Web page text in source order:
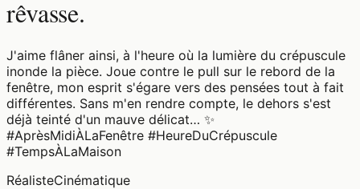
rêvasse.
J'aime flâner ainsi, à l'heure où la lumière du crépuscule
inonde la pièce. Joue contre le pull sur le rebord de la
fenêtre, mon esprit s'égare vers des pensées tout à fait
différentes. Sans m'en rendre compte, le dehors s'est
déjà teinté d'un mauve délicat… ✨
#AprèsMidiÀLaFenêtre #HeureDuCrépuscule
#TempsÀLaMaison
RéalisteCinématique